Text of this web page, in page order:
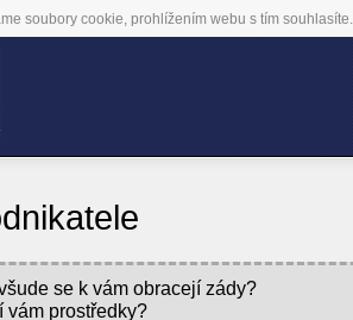
soubory cookie, prohlížením webu s tím souhlasíte.
se k vám obracejí zády?
vám prostředky?